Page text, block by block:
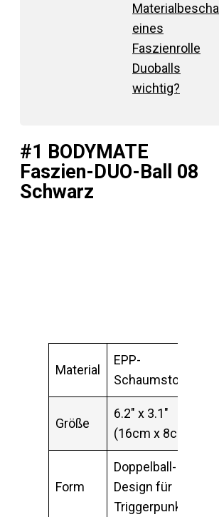
eines
Faszienrolle
Duoballs
wichtig?
#1 BODYMATE
Faszien-DUO-Ball 08
Schwarz
Material
EPP-
Schaumstoff
Größe
6.2″ x 3.1″
(16cm x 8cm)
Form
Doppelball-
Design für
Triggerpunkte